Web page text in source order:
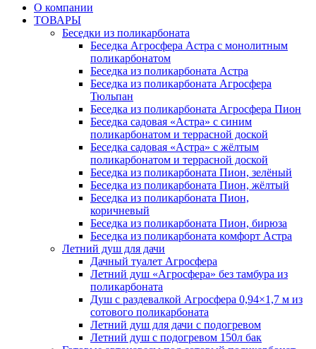
О компании
ТОВАРЫ
Беседки из поликарбоната
Беседка Агросфера Астра с монолитным
поликарбонатом
Беседка из поликарбоната Астра
Беседка из поликарбоната Агросфера
Тюльпан
Беседка из поликарбоната Агросфера Пион
Беседка садовая «Астра» с синим
поликарбонатом и террасной доской
Беседка садовая «Астра» с жёлтым
поликарбонатом и террасной доской
Беседка из поликарбоната Пион, зелёный
Беседка из поликарбоната Пион, жёлтый
Беседка из поликарбоната Пион,
коричневый
Беседка из поликарбоната Пион, бирюза
Беседка из поликарбоната комфорт Астра
Летний душ для дачи
Дачный туалет Агросфера
Летний душ «Агросфера» без тамбура из
поликарбоната
Душ с раздевалкой Агросфера 0,94×1,7 м из
сотового поликарбоната
Летний душ для дачи с подогревом
Летний душ с подогревом 150л бак